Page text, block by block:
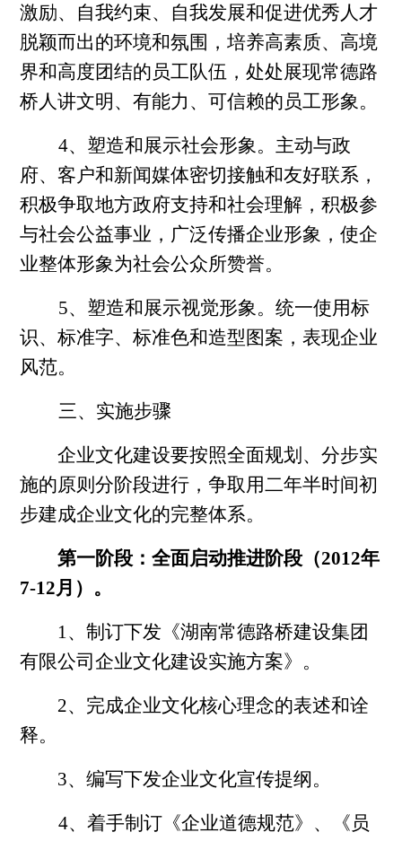
激励、自我约束、自我发展和促进优秀人才
脱颖而出的环境和氛围，培养高素质、高境
界和高度团结的员工队伍，处处展现常德路
桥人讲文明、有能力、可信赖的员工形象。
4、塑造和展示社会形象。主动与政
府、客户和新闻媒体密切接触和友好联系，
积极争取地方政府支持和社会理解，积极参
与社会公益事业，广泛传播企业形象，使企
业整体形象为社会公众所赞誉。
5、塑造和展示视觉形象。统一使用标
识、标准字、标准色和造型图案，表现企业
风范。
三、实施步骤
企业文化建设要按照全面规划、分步实
施的原则分阶段进行，争取用二年半时间初
步建成企业文化的完整体系。
第一阶段：全面启动推进阶段（2012年
7-12月）。
1、制订下发《湖南常德路桥建设集团
有限公司企业文化建设实施方案》。
2、完成企业文化核心理念的表述和诠
释。
3、编写下发企业文化宣传提纲。
4、着手制订《企业道德规范》、《员